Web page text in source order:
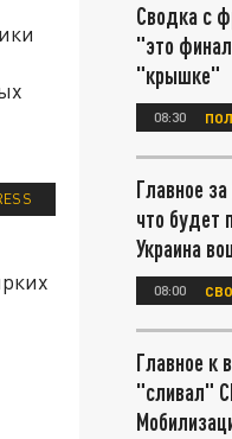
Сводка с
"это
"крышке"
08:30
Главное
что будет
Украина
08:00 СВО
Главное к
"сливал"